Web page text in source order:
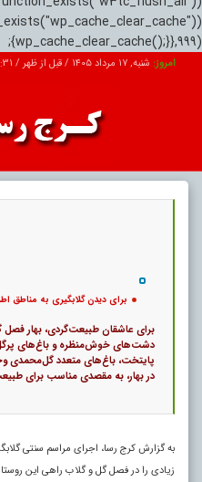
{wp_cache_clear_cache();}},999);
امروز: شنبه, ۱۷ مرداد ۱۴۰۵ / قبل از ظهر /
برای دیدن گلابگیری به مناطق
برای عاشقان طبیعت‌گردی، بهار
دشت‌های خوش‌منظره و باغ‌های
پایتخت، باغ‌های متعدد گل‌محمدی
در بهار، به مقصدی مناسب برای
به گزارش کرج رسا، اجرای مراسم سنتی
زیادی را در فصل گل و گلاب راهی این